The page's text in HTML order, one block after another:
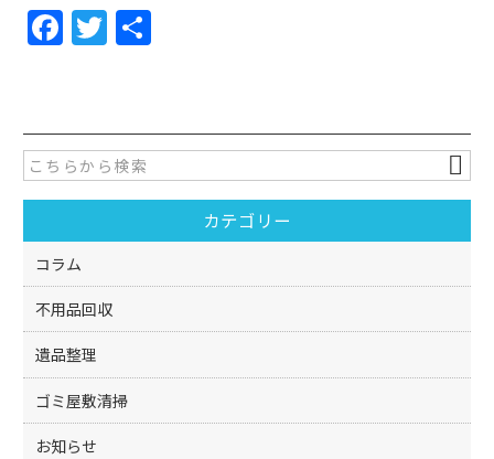
F
a
e
b
o
o
k
T
w
er
カテゴリー
コラム
不用品回収
遺品整理
ゴミ屋敷清掃
お知らせ